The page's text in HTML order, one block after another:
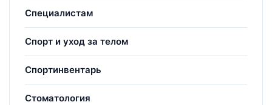
Специалистам
Спорт и уход за телом
Спортинвентарь
Стоматология